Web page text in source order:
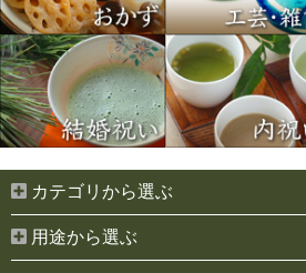
カテゴリから選ぶ
用途から選ぶ